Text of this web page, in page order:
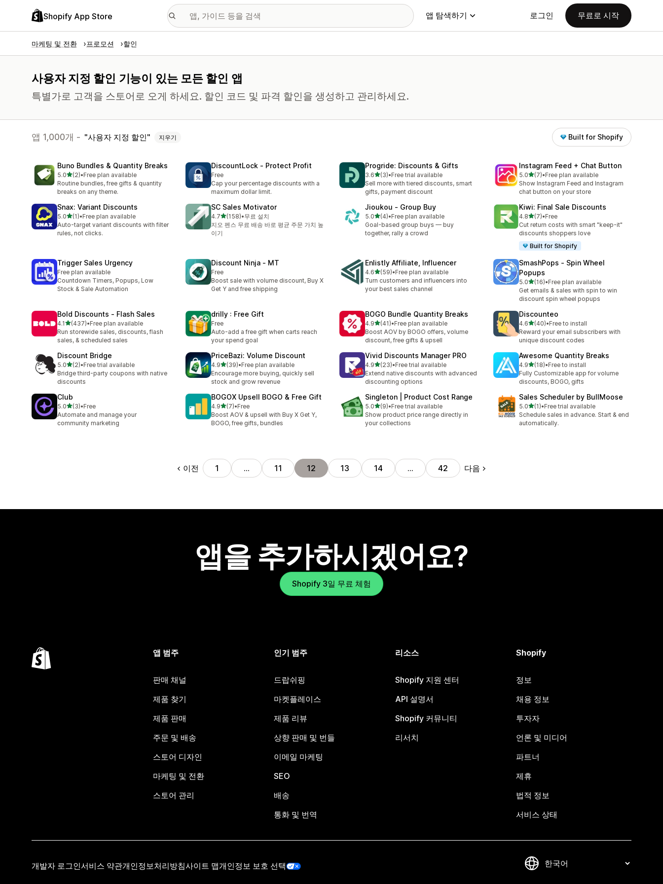
Shopify App Store 앱 탐색하기 로그인 무료로 시작
마케팅 및 전환 프로모션 할인
사용자 지정 할인 기능이 있는 모든 할인 앱
특별가로 고객을 스토어로 오게 하세요. 할인 코드 및 파격 할인을 생성하고 관리하세요.
앱 1,000개 - 사용자 지정 할인 지우기 Built for Shopify
Buno Bundles & Quantity Breaks
5.0별 5개 중
(2)
총 리뷰 2개
•Free plan available
Routine bundles, free gifts & quantity
breaks on any theme.
DiscountLock ‑ Protect Profit
Free
Cap your percentage discounts with a
maximum dollar limit.
Progride: Discounts & Gifts
3.6별 5개 중
(3)
총 리뷰 3개
•Free trial available
Sell more with tiered discounts, smart
gifts, payment discount
Instagram Feed + Chat Button
5.0별 5개 중
(7)
총 리뷰 7개
•Free plan available
Show Instagram Feed and Instagram
chat button on your store
Snax: Variant Discounts
5.0별 5개 중
(1)
총 리뷰 1개
•Free plan available
Auto-target variant discounts with filter
rules, not clicks.
SC Sales Motivator
4.7별 5개 중
(158)
총 리뷰 158개
•무료 설치
지오 펜스 무료 배송 바로 평균 주문 가치 높
이기
Jioukou ‑ Group Buy
5.0별 5개 중
(4)
총 리뷰 4개
•Free plan available
Goal-based group buys — buy
together, rally a crowd
Kiwi: Final Sale Discounts
4.8별 5개 중
(7)
총 리뷰 7개
•Free
Cut return costs with smart "keep-it"
discounts shoppers love
Built for Shopify
Trigger Sales Urgency
Free plan available
Countdown Timers, Popups, Low
Stock & Sale Automation
Discount Ninja ‑ MT
Free
Boost sale with volume discount, Buy X
Get Y and free shipping
Enlistly Affiliate, Influencer
4.6별 5개 중
(59)
총 리뷰 59개
•Free plan available
Turn customers and influencers into
your best sales channel
SmashPops ‑ Spin Wheel
Popups
5.0별 5개 중
(16)
총 리뷰 16개
•Free plan available
Get emails & sales with spin to win
discount spin wheel popups
Bold Discounts ‑ Flash Sales
4.1별 5개 중
(437)
총 리뷰 437개
•Free plan available
Run storewide sales, discounts, flash
sales, & scheduled sales
drilly : Free Gift
Free
Auto-add a free gift when carts reach
your spend goal
BOGO Bundle Quantity Breaks
4.9별 5개 중
(41)
총 리뷰 41개
•Free plan available
Boost AOV by BOGO offers, volume
discount, free gifts & upsell
Discounteo
4.6별 5개 중
(40)
총 리뷰 40개
•Free to install
Reward your email subscribers with
unique discount codes
Discount Bridge
5.0별 5개 중
(2)
총 리뷰 2개
•Free trial available
Bridge third-party coupons with native
discounts
PriceBazi: Volume Discount
4.9별 5개 중
(39)
총 리뷰 39개
•Free plan available
Encourage more buying, quickly sell
stock and grow revenue
Vivid Discounts Manager PRO
4.9별 5개 중
(23)
총 리뷰 23개
•Free trial available
Extend native discounts with advanced
discounting options
Awesome Quantity Breaks
4.9별 5개 중
(18)
총 리뷰 18개
•Free to install
Fully Customizable app for volume
discounts, BOGO, gifts
Club
5.0별 5개 중
(3)
총 리뷰 3개
•Free
Automate and manage your
community marketing
BOGOX Upsell BOGO & Free Gift
4.9별 5개 중
(7)
총 리뷰 7개
•Free
Boost AOV & upsell with Buy X Get Y,
BOGO, free gifts, bundles
Singleton | Product Cost Range
5.0별 5개 중
(9)
총 리뷰 9개
•Free trial available
Show product price range directly in
your collections
Sales Scheduler by BullMoose
5.0별 5개 중
(1)
총 리뷰 1개
•Free trial available
Schedule sales in advance. Start & end
automatically.
이전 1 … 11 12 13 14 … 42 다음
앱을 추가하시겠어요?
Shopify 3일 무료 체험
앱 범주
판매 채널
제품 찾기
제품 판매
주문 및 배송
스토어 디자인
마케팅 및 전환
스토어 관리
인기 범주
드랍쉬핑
마켓플레이스
제품 리뷰
상향 판매 및 번들
이메일 마케팅
SEO
배송
통화 및 번역
리소스
Shopify 지원 센터
API 설명서
Shopify 커뮤니티
리서치
Shopify
정보
채용 정보
투자자
언론 및 미디어
파트너
제휴
법적 정보
서비스 상태
개발자 로그인서비스 약관개인정보처리방침사이트 맵개인정보 보호 선택